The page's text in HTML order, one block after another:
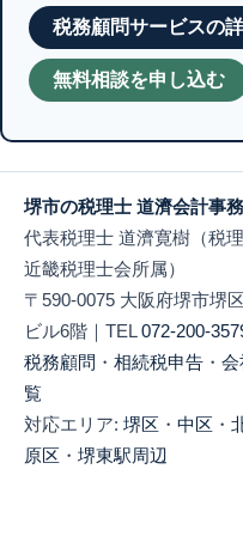
税務顧問サービスの
無料相談を申し込む
堺市の税理士 道濟会計事
代表税理士 道濟寛樹（税
近畿税理士会所属）
〒590-0075 大阪府堺市堺
ビル6階｜TEL072-200-
税務顧問 ・ 相続税申告 ・ 会
覧
対応エリア: 堺区 ・ 中区 ・
原区 ・ 堺東駅周辺